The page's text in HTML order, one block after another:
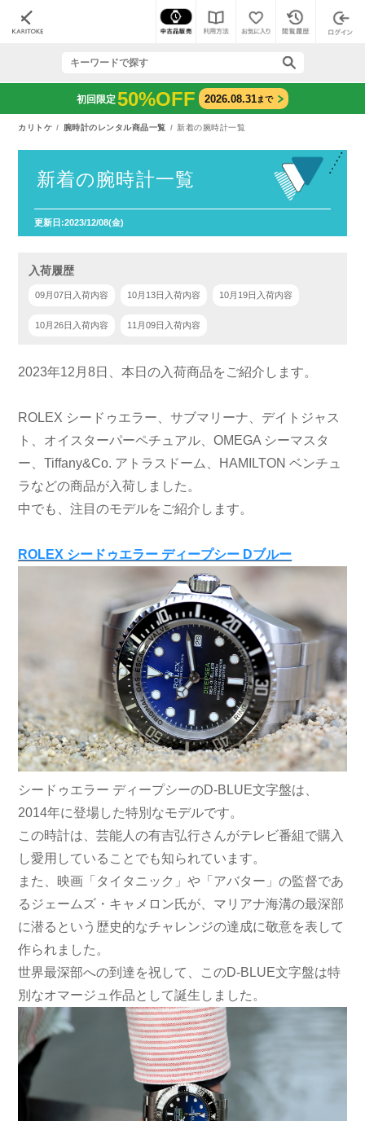
初回限定50%OFF 2026.08.31まで
カリトケ 腕時計のレンタル商品一覧 新着の腕時計一覧
新着の腕時計一覧
更新日:2023/12/08(金)
入荷履歴
09月07日入荷内容 10月13日入荷内容 10月19日入荷内容
10月26日入荷内容 11月09日入荷内容
2023年12月8日、本日の入荷商品をご紹介します。
ROLEX シードゥエラー、サブマリーナ、デイトジャス
ト、オイスターパーペチュアル、OMEGA シーマスタ
ー、Tiffany&Co. アトラスドーム、HAMILTON ベンチュ
ラなどの商品が入荷しました。
中でも、注目のモデルをご紹介します。
ROLEX シードゥエラー ディープシー Dブルー
シードゥエラー ディープシーのD-BLUE文字盤は、
2014年に登場した特別なモデルです。
この時計は、芸能人の有吉弘行さんがテレビ番組で購入
し愛用していることでも知られています。
また、映画「タイタニック」や「アバター」の監督であ
るジェームズ・キャメロン氏が、マリアナ海溝の最深部
に潜るという歴史的なチャレンジの達成に敬意を表して
作られました。
世界最深部への到達を祝して、このD-BLUE文字盤は特
別なオマージュ作品として誕生しました。